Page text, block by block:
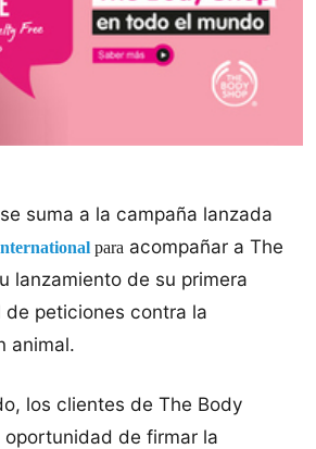
suma a la campaña lanzada
para acompañar a The
lanzamiento de su primera
peticiones contra la
animal.
los clientes de The Body
oportunidad de firmar la